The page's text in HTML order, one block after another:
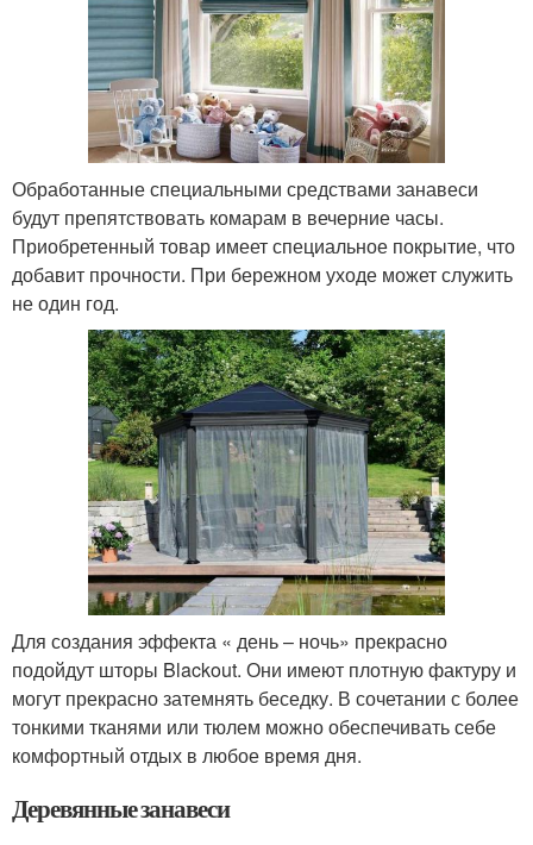
Обработанные специальными средствами занавеси
будут препятствовать комарам в вечерние часы.
Приобретенный товар имеет специальное покрытие, что
добавит прочности. При бережном уходе может служить
не один год.
Для создания эффекта « день – ночь» прекрасно
подойдут шторы Blackout. Они имеют плотную фактуру и
могут прекрасно затемнять беседку. В сочетании с более
тонкими тканями или тюлем можно обеспечивать себе
комфортный отдых в любое время дня.
Деревянные занавеси